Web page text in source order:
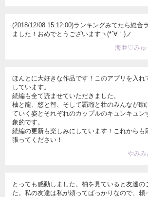
(2018/12/08 15:12:00)ランキングみてたら総合
ました！おめでとうございますヽ(*´∀｀)ノ
海亜♡みゅ
ほんとに大好きな作品です！このアプリを入れ
しています。
続編も全て読ませていただきました。
柚と龍、悠と智、そして覇瑠と壮のみんなが助
ていく姿とそれぞれのカップルのキュンキュン
象的です。
続編の更新も楽しみにしています！これからも
張ってください！
やみみ
とっても感動しました。柚を見ていると友達の
た。私の友達は私が頼ってばっかりなので、頼